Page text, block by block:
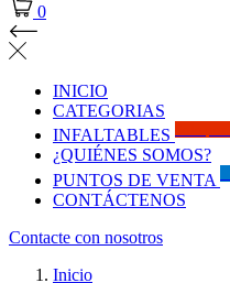
0
INICIO
CATEGORIAS
INFALTABLES
¿QUIÉNES SOMOS?
PUNTOS DE VENTA
CONTÁCTENOS
Contacte con nosotros
Inicio